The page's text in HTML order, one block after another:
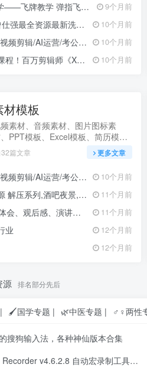
牙签、硬币. 抖腕飞牌,放臂飞牌,飞牙签,能量君 9个月前
全资源最新洗码，重整合 10个月前
习资料/高考资料/抖音/小红书/视频运营/淘宝运营等 10个月前
X站课堂：人人都能听懂的剪辑课 10个月前
材模板
素材、音频素材、图片图标素
PPT模板、Excel模板、简历模板
各类模板素材
32篇文章 更多文章
习资料/高考资料/抖音/小红书/视频运营/淘宝运营等 10个月前
文素材,朋友圈装饰,情感励志,表情包转场 11个月前
演讲稿资源合集免费下载最新 11个月前
业 12个月前
12个月前
源 排名部分先后
🖌️国学专题 | 🌿中医专题 | ♂♀两性
搜狗输入法，各种神仙版本合集
v4.6.2.8 自动宏录制工具，可重复鼠标键盘动作